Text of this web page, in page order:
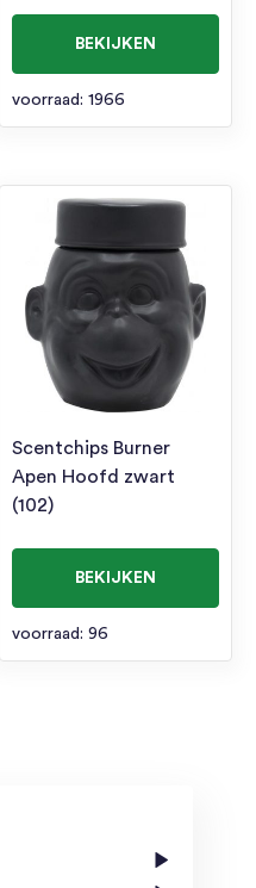
BEKIJKEN
voorraad: 1966
Scentchips Burner
Apen Hoofd zwart
(102)
BEKIJKEN
voorraad: 96